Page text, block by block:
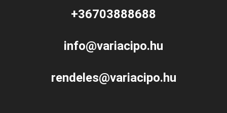
+36703888688
info@variacipo.hu
rendeles@variacipo.hu